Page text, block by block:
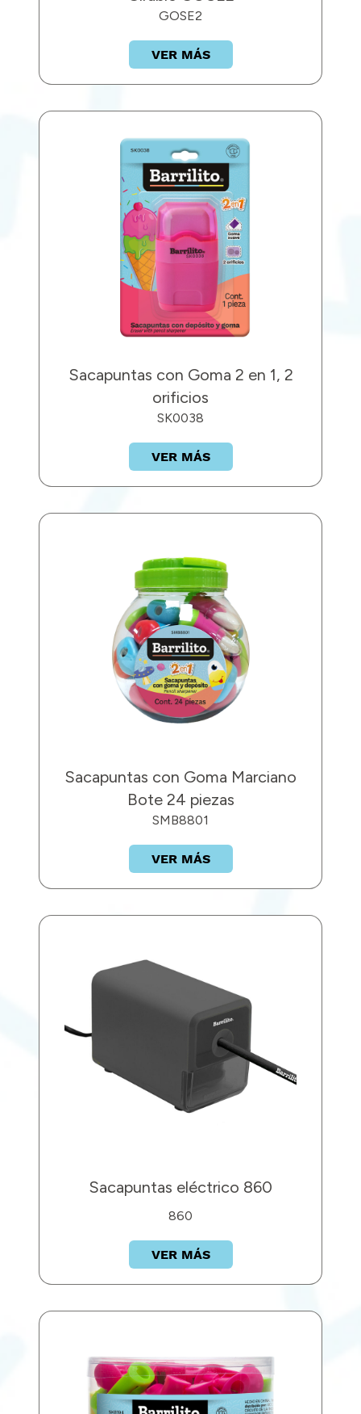
GOSE2
VER MÁS
Sacapuntas con Goma 2 en 1, 2
orificios
SK0038
VER MÁS
Sacapuntas con Goma Marciano
Bote 24 piezas
SMB8801
VER MÁS
Sacapuntas eléctrico 860
860
VER MÁS